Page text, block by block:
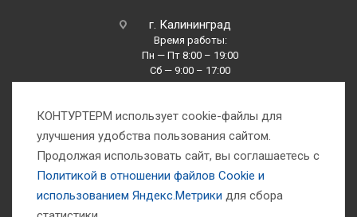
г. Калининград
Время работы:
Пн — Пт 8:00 – 19:00
Сб — 9:00 – 17:00
Вс —10:00 – 16:00
1993-2026 © Компания «Контуртерм» — инженерно-торговый центр
КОНТУРТЕРМ использует cookie-файлы для
улучшения удобства пользования сайтом.
Продолжая использовать сайт, вы соглашаетесь с
Политикой в отношении файлов Сookie и
использованием Яндекс.Метрики для сбора